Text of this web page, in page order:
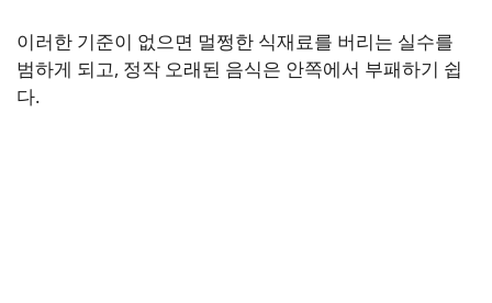
이러한 기준이 없으면 멀쩡한 식재료를 버리는 실수를
범하게 되고, 정작 오래된 음식은 안쪽에서 부패하기 쉽
다.